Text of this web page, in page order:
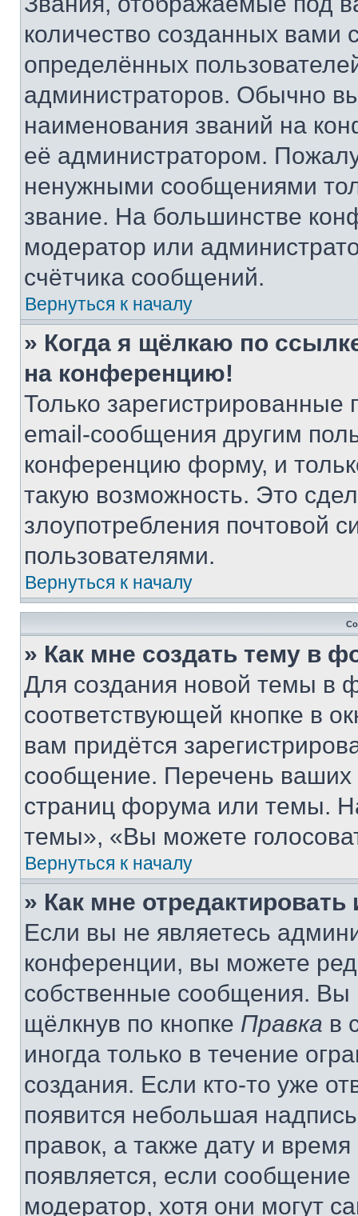
количество созданных
определённых
администраторов. Обычно
наименования званий на
её администратором.
ненужными сообщениями
звание. На большинстве
модератор или
счётчика сообщений.
Вернуться к началу
» Когда я щёлкаю по
на конференцию!
Только зарегистрированные
email-сообщения другим
конференцию форму, и
такую возможность. Это
злоупотребления почтовой
пользователями.
Вернуться к началу
» Как мне создать тему в
Для создания новой темы в
соответствующей кнопке в
вам придётся
сообщение. Перечень ваших
страниц форума или темы.
темы», «Вы можете
Вернуться к началу
» Как мне
Если вы не являетесь
конференции, вы можете
собственные сообщения. Вы
щёлкнув по кнопке Правка в
иногда только в течение
создания. Если кто-то уже
появится небольшая
правок, а также дату и
появляется, если
модератор, хотя они могут